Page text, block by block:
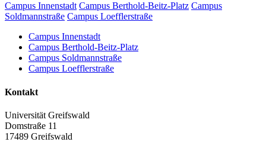
Campus Innenstadt Campus Berthold-Beitz-Platz Campus
Soldmannstraße Campus Loefflerstraße
Campus Innenstadt
Campus Berthold-Beitz-Platz
Campus Soldmannstraße
Campus Loefflerstraße
Kontakt
Universität Greifswald
Domstraße 11
17489 Greifswald